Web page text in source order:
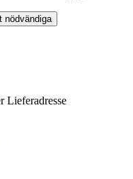
nödvändiga
Lieferadresse